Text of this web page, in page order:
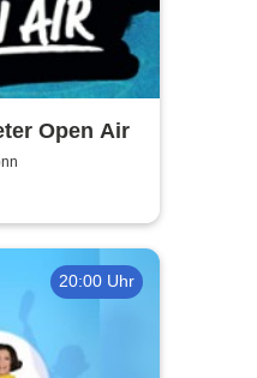
Open Air
20:00 Uhr